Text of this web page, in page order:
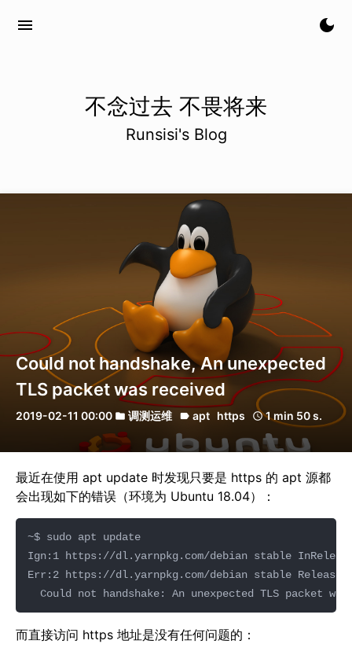
menu dark_mode
不念过去 不畏将来
Runsisi's Blog
Could not handshake, An unexpected
TLS packet was received
2019-02-11 00:00 folder 调测运维 label apt https schedule1 min 50 s.
最近在使用 apt update 时发现只要是 https 的 apt 源都
会出现如下的错误（环境为 Ubuntu 18.04）：
Could not handshake: An unexpected TLS packet
而直接访问 https 地址是没有任何问题的：